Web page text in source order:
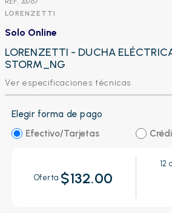
LORENZETTI
Solo Online
LORENZETTI - DUCHA
STORM_NG
Ver especificaciones técnicas
Elegir forma de pago
Efectivo/Tarjetas
Oferta $132.00
12